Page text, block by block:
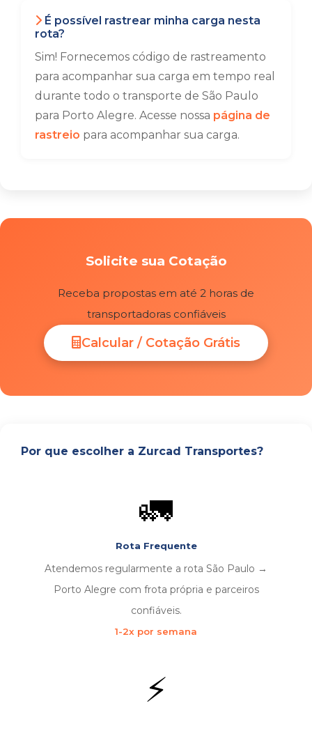
É possível rastrear minha carga nesta
rota?
Sim! Fornecemos código de rastreamento
para acompanhar sua carga em tempo real
durante todo o transporte de São Paulo
para Porto Alegre. Acesse nossa página de
rastreio para acompanhar sua carga.
Solicite sua Cotação
Receba propostas em até 2 horas de
transportadoras confiáveis
Calcular / Cotação Grátis
Por que escolher a Zurcad Transportes?
🚛
Rota Frequente
Atendemos regularmente a rota São Paulo →
Porto Alegre com frota própria e parceiros
confiáveis.
1-2x por semana
⚡